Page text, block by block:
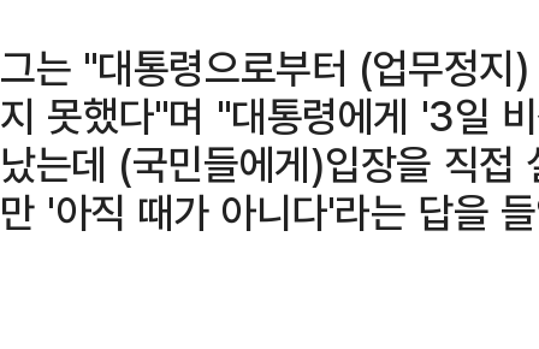
그는 "대통령으로부터 (업무정지
지 못했다"며 "대통령에게 '3일
났는데 (국민들에게)입장을 직접
만 '아직 때가 아니다'라는 답을